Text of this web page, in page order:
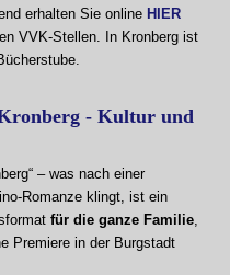
erhalten Sie online HIER
VVK-Stellen. In Kronberg ist
- Kultur und
– was nach einer
Romanze klingt, ist ein
für die ganze Familie,
Premiere in der Burgstadt